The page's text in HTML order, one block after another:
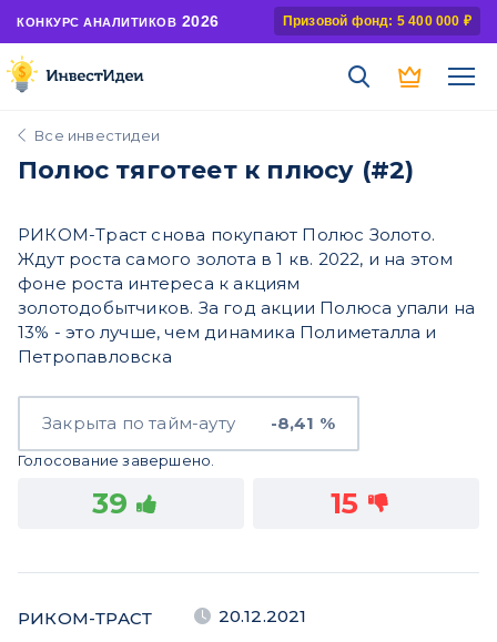
КОНКУРС АНАЛИТИКОВ 2026 Призовой фонд: 5 400 000 ₽
Все инвестидеи
Полюс тяготеет к плюсу (#2)
РИКОМ-Траст снова покупают Полюс Золото.
Ждут роста самого золота в 1 кв. 2022, и на этом
фоне роста интереса к акциям
золотодобытчиков. За год акции Полюса упали на
13% - это лучше, чем динамика Полиметалла и
Петропавловска
Закрыта по тайм-ауту -8,41 %
Голосование завершено.
39 15
РИКОМ-ТРАСТ 20.12.2021